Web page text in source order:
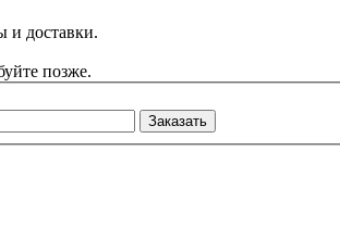
и доставки.
позже.
Заказать